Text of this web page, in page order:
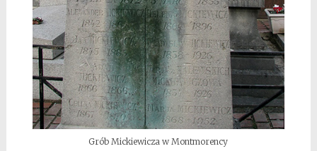
Grób Mickiewicza w Montmorency